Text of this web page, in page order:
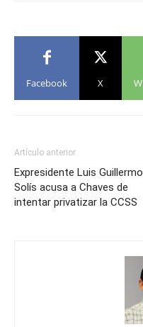
Facebook X
Artículo anterior
Expresidente Luis Guillermo
Solís acusa a Chaves de
intentar privatizar la CCSS